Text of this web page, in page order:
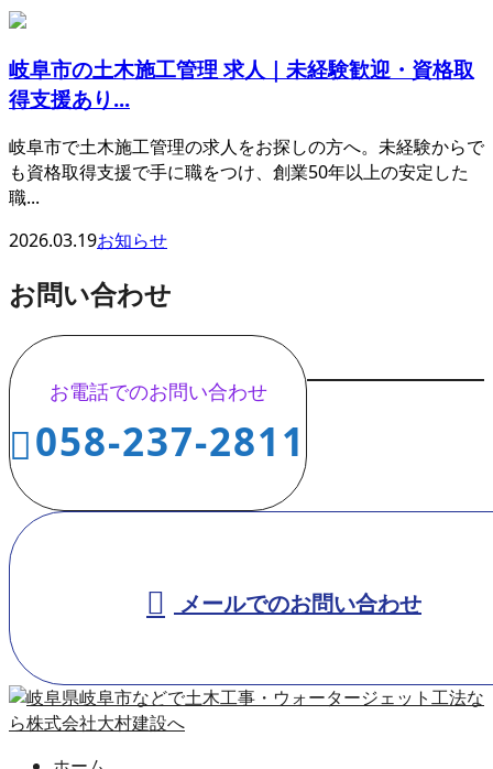
岐阜市の土木施工管理 求人｜未経験歓迎・資格取
得支援あり...
岐阜市で土木施工管理の求人をお探しの方へ。未経験からで
も資格取得支援で手に職をつけ、創業50年以上の安定した
職...
2026.03.19お知らせ
お問い合わせ
お電話でのお問い合わせ
058-237-2811
メールでのお問い合わせ